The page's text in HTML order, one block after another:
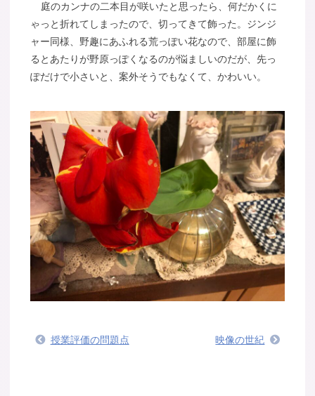
庭のカンナの二本目が咲いたと思ったら、何だかくに
ゃっと折れてしまったので、切ってきて飾った。ジンジ
ャー同様、野趣にあふれる荒っぽい花なので、部屋に飾
るとあたりが野原っぽくなるのが悩ましいのだが、先っ
ぽだけで小さいと、案外そうでもなくて、かわいい。
授業評価の問題点 映像の世紀